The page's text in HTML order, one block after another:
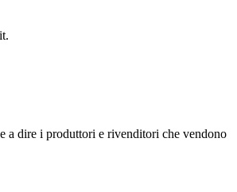
a dire i produttori e rivenditori che vendono